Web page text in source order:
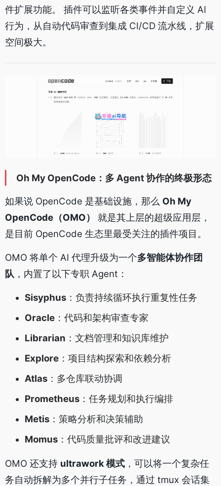
件扩展功能。 插件可以监听各类事件并自定义 AI
行为，从自动代码审查到集成 CI/CD 流水线，扩展
空间极大。
Oh My OpenCode：多 Agent 协作的终极形态
如果说 OpenCode 是基础设施，那么 Oh My
OpenCode（OMO）
就是其上层的超级应用层，
是目前 OpenCode 生态里最受关注的插件项目。
OMO 将单个 AI 代理升级为一个多智能体协作团
队 ，内置了以下专职 Agent：
Sisyphus ：负责持续循环执行重复性任务
Oracle ：代码和架构审查专家
Librarian ：文档管理和知识库维护
Explore ：项目结构探索和依赖分析
Atlas ：多仓库联动协调
Prometheus ：任务规划和执行编排
Metis ：策略分析和决策辅助
Momus ：代码质量批评和改进建议
OMO 还支持 ultrawork 模式 ，可以将一个复杂任
务自动拆解为多个并行子任务，通过 tmux 会话集